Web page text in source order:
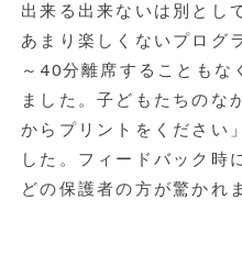
出来る出来ないは別とし
あまり楽しくないプログ
～40分離席することもな
ました。子どもたちのな
からプリントをください
した。フィードバック時
どの保護者の方が驚かれ